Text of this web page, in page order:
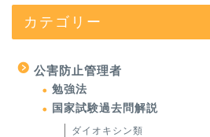
カテゴリー
公害防止管理者
勉強法
国家試験過去問解説
ダイオキシン類